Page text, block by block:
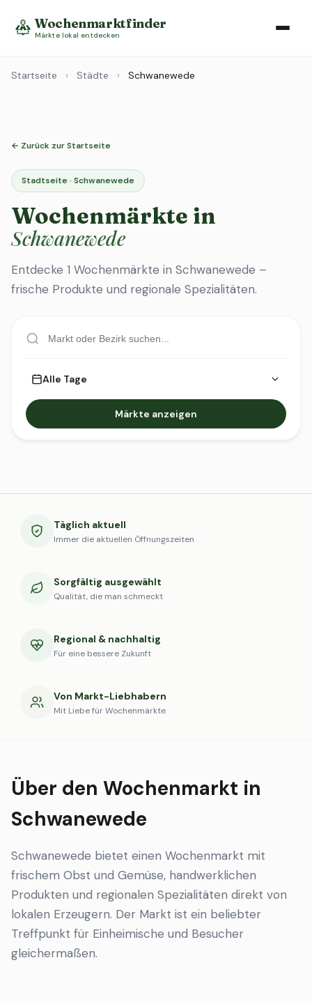
Wochenmarktfinder
Märkte lokal entdecken
Startseite › Städte › Schwanewede
← Zurück zur Startseite
Stadtseite · Schwanewede
Wochenmärkte in
Schwanewede
Entdecke 1 Wochenmärkte in Schwanewede –
frische Produkte und regionale Spezialitäten.
Alle Tage
Märkte anzeigen
Täglich aktuell
Immer die aktuellen Öffnungszeiten
Sorgfältig ausgewählt
Qualität, die man schmeckt
Regional & nachhaltig
Für eine bessere Zukunft
Von Markt-Liebhabern
Mit Liebe für Wochenmärkte
Über den Wochenmarkt in
Schwanewede
Schwanewede bietet einen Wochenmarkt mit
frischem Obst und Gemüse, handwerklichen
Produkten und regionalen Spezialitäten direkt von
lokalen Erzeugern. Der Markt ist ein beliebter
Treffpunkt für Einheimische und Besucher
gleichermaßen.